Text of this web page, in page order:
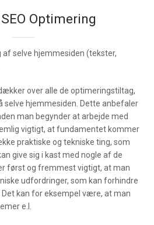
Optimering
af selve hjemmesiden (tekster,
over alle de optimeringstiltag,
selve hjemmesiden. Dette anbefaler
man begynder at arbejde med
vigtigt, at fundamentet kommer
praktiske og tekniske ting, som
give sig i kast med nogle af de
først og fremmest vigtigt, at man
udfordringer, som kan forhindre
kan for eksempel være, at man
e.l.